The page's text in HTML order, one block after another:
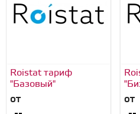
Roistat тариф
"Базовый"
от от